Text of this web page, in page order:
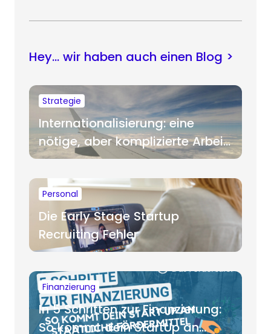
Hey… wir haben auch einen Blog >
Strategie
Internationalisierung: eine
nötige, aber komplizierte Arbeit
für Startups
Personal
Die Early Stage Startup
Recruiting Fehler
Finanzierung
In 5 Schritten zur Finanzierung:
So kommt dein StartUp an